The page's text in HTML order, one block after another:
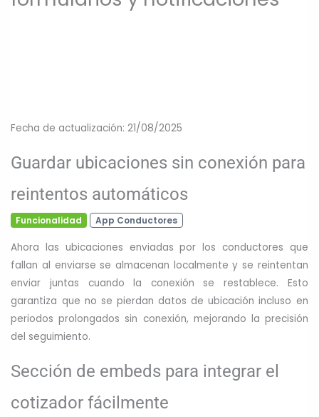
Fecha de actualización: 21/08/2025
Guardar ubicaciones sin conexión para
reintentos automáticos
Funcionalidad App Conductores
Ahora las ubicaciones enviadas por los conductores que
fallan al enviarse se almacenan localmente y se reintentan
enviar juntas cuando la conexión se restablece. Esto
garantiza que no se pierdan datos de ubicación incluso en
periodos prolongados sin conexión, mejorando la precisión
del seguimiento.
Sección de embeds para integrar el
cotizador fácilmente